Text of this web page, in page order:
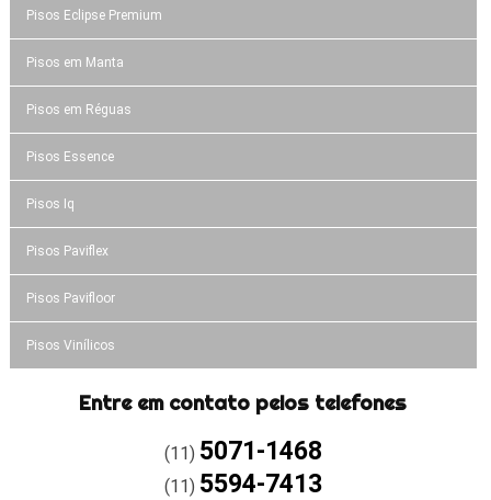
Pisos Eclipse Premium
Pisos em Manta
Pisos em Réguas
Pisos Essence
Pisos Iq
Pisos Paviflex
Pisos Pavifloor
Pisos Vinílicos
Entre em contato pelos telefones
(11) 5071-1468
(11) 5594-7413